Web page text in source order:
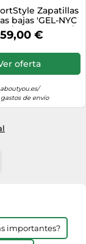
Zapatillas
bajas 'GEL-NYC
/ azul paloma /
/ blanco 44
pastel / blanco
€
oferta
aboutyou.es/
de envío
importantes?